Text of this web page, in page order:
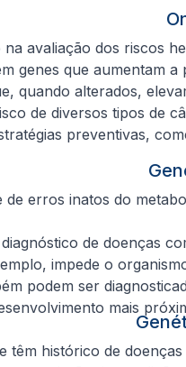
avaliação dos riscos
genes que aumentam a
quando alterados,
de diversos tipos de
preventivas,
erros inatos do
de doenças
impede o
podem ser
mais
têm histórico de